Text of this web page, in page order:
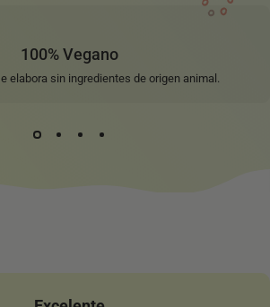
100% Vegano
elabora sin ingredientes de origen animal.